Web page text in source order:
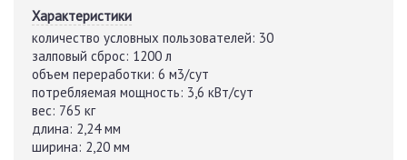
Характеристики
количество условных пользователей: 30
залповый сброс: 1200 л
объем переработки: 6 м3/сут
потребляемая мощность: 3,6 кВт/сут
вес: 765 кг
длина: 2,24 мм
ширина: 2,20 мм